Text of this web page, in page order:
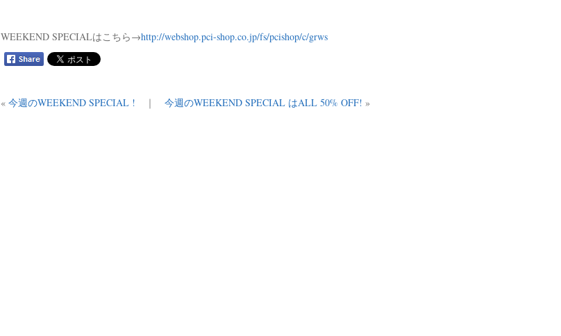
WEEKEND SPECIALはこちら→http://webshop.pci-shop.co.jp/fs/pcishop/c/grws
« 今週のWEEKEND SPECIAL ! ｜ 今週のWEEKEND SPECIAL はALL 50% OFF! »